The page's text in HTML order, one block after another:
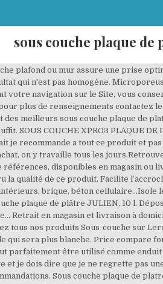
sous couche plaque de
murs en plâtre, en ciment, en bois, en verre, en carrelage... A retrouver sur Castorama.fr Utilité d'une sous-couche. La sous-couche (l'impression) sert à "nourrir" l'enduit et le carton du placo pour une meilleure accroche de la peinture de finition. Sous-couche plaques de plâtre - séchage rapide - 10L . Accueil > PEINTURES DULUX VALENTINE > Sous-couche plaques de plâtre - séchage rapide - 10L . Sous couche plaque de platre . Enregistrée par Castorama France Chape Beton Station Peinture Toile De Verre Plaque De Platre Castorama Parement Mural Murs Peintures Pour vos projets de bricolage, jardinage et aménagement de la maison, LEROY MERLIN propose un grand choix de marques au meilleur prix ainsi que des idées, conseils et services de location ou pose à domicile. En durcissant la paroi, elle facilite le décollement … Sous couche placo: Vous garantir le bon achat, on y travaille tous les jours.Retrouvez, chez Leroy Merlin notre sélection de 29 produits pas chers, au prix le plus juste, sur un large choix de marques et de références, disponibles en magasin ou livrés rapidement à votre domicile. Améliore l'accrochage de toutes les peintures de finition. Vous informer. Avant d'appliquer un nouveau revêtement, il est recommandé d'utiliser une sous-couche adaptée. ... les Peintures Julien se sont vite diversifiées pour aujourd'hui couvrir une très large gamme de peintures techniques de qualité : Sous-couche, Décoration, Antirouille, Anti-humidité, Sol et Solution. 8 résultats. Retrouvez ci-après nos 37 offres, marques, références et promotions en stock prêtes à être livrées rapidement dans nos magasins les plus proches de chez vous. Historique des prix. Cromology Services utilise des cookies pour suivre votre navigation sur le site afin de vous fournir, lors de vos prochaines visites, des contenus adaptés sur nos produits et activités. sous-couche acrylique intérieure pour plaques de plâtre, les enduits à l’eau, les enduits de ciment, le béton, les parpaings, les briques et les anciennes peintures adhérentes convenablement lessivées. Castorama, Julien Sous couche plaques de plâtre cartonnées 2,5L, 2016-08-28 â¬ 35.95: Castorama, Julien Sous couche plaques de plâtre cartonnées 2,5L, 2016-11-20 â¬ 35.95: Castorama, Julien Sous couche plaques de plâtre cartonnées 2,5L, 2017-02-26 â¬ 35.95 La peinture sous-couche plaques de plâtre Alpina est une peinture d'impression fluide et pénétrante destinée à une